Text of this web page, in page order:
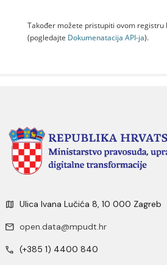
Također možete pristupiti ovom registru
(pogledajte Dokumenаtаcijа API-jа).